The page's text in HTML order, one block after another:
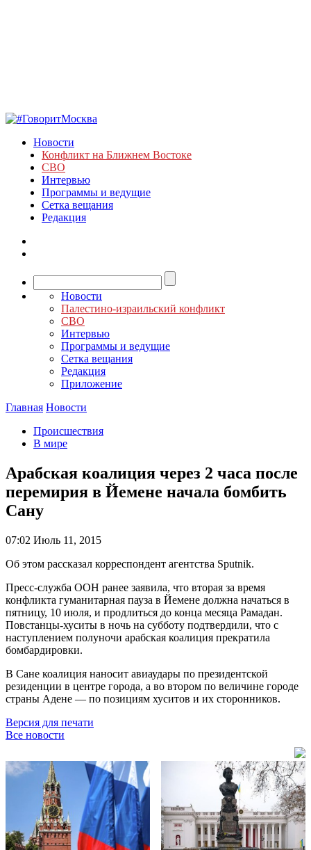
Новости
Конфликт на Ближнем Востоке
СВО
Интервью
Программы и ведущие
Сетка вещания
Редакция
Новости
Палестино-израильский конфликт
СВО
Интервью
Программы и ведущие
Сетка вещания
Редакция
Приложение
Главная Новости
Происшествия
В мире
Арабская коалиция через 2 часа после
перемирия в Йемене начала бомбить
Сану
07:02 Июль 11, 2015
Об этом рассказал корреспондент агентства Sputnik.
Пресс-служба ООН ранее заявила, что вторая за время
конфликта гуманитарная пауза в Йемене должна начаться в
пятницу, 10 июля, и продлиться до конца месяца Рамадан.
Повстанцы-хуситы в ночь на субботу подтвердили, что с
наступлением полуночи арабская коалиция прекратила
бомбардировки.
В Сане коалиция наносит авиаудары по президентской
резиденции в центре города, а во втором по величине городе
страны Адене — по позициям хуситов и их сторонников.
Версия для печати
Все новости